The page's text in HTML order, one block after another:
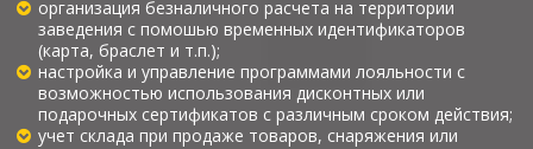
организация безналичного расчета на территории
заведения с помошью временных идентификаторов
(карта, браслет и т.п.);
настройка и управление программами лояльности с
возможностью использования дисконтных или
подарочных сертификатов с различным сроком действия;
учет склада при продаже товаров, снаряжения или